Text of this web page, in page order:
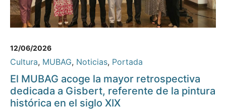
12/06/2026
Cultura, MUBAG, Noticias, Portada
El MUBAG acoge la mayor retrospectiva
dedicada a Gisbert, referente de la pintura
histórica en el siglo XIX